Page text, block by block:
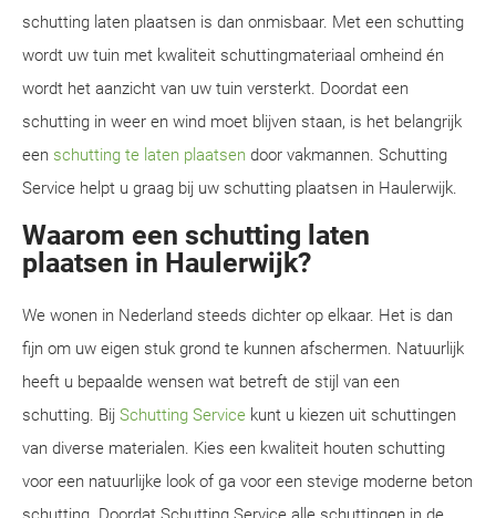
schutting laten plaatsen is dan onmisbaar. Met een schutting
wordt uw tuin met kwaliteit schuttingmateriaal omheind én
wordt het aanzicht van uw tuin versterkt. Doordat een
schutting in weer en wind moet blijven staan, is het belangrijk
een schutting te laten plaatsen door vakmannen. Schutting
Service helpt u graag bij uw schutting plaatsen in Haulerwijk.
Waarom een schutting laten
plaatsen in Haulerwijk?
We wonen in Nederland steeds dichter op elkaar. Het is dan
fijn om uw eigen stuk grond te kunnen afschermen. Natuurlijk
heeft u bepaalde wensen wat betreft de stijl van een
schutting. Bij Schutting Service kunt u kiezen uit schuttingen
van diverse materialen. Kies een kwaliteit houten schutting
voor een natuurlijke look of ga voor een stevige moderne beton